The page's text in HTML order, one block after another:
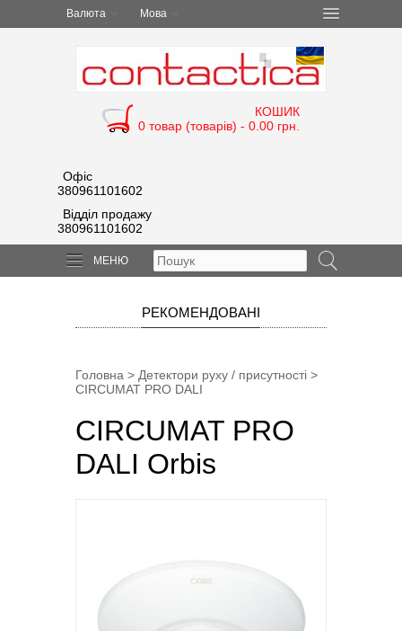
Валюта Мова
КОШИК
0 товар (товарів) - 0.00 грн.
Офіс
380961101602
Відділ продажу
380961101602
МЕНЮ
РЕКОМЕНДОВАНІ
Головна > Детектори руху / присутності >
CIRCUMAT PRO DALI
CIRCUMAT PRO
DALI Orbis